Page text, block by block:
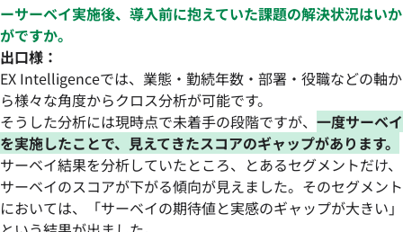
ーサーベイ実施後、導入前に抱えていた課題の解決状況はいか
がですか。
出口様：
EX Intelligenceでは、業態・勤続年数・部署・役職などの軸か
ら様々な角度からクロス分析が可能です。
そうした分析には現時点で未着手の段階ですが、 一度サーベイ
を実施したことで、見えてきたスコアのギャップがあります。
サーベイ結果を分析していたところ、とあるセグメントだけ、
サーベイのスコアが下がる傾向が見えました。そのセグメント
においては、「サーベイの期待値と実感のギャップが大きい」